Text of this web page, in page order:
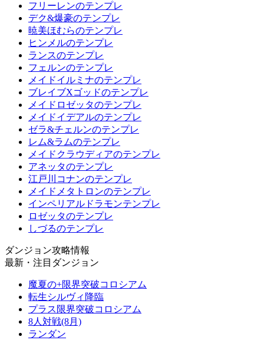
フリーレンのテンプレ
デク&爆豪のテンプレ
暁美ほむらのテンプレ
ヒンメルのテンプレ
ランスのテンプレ
フェルンのテンプレ
メイドイルミナのテンプレ
ブレイブXゴッドのテンプレ
メイドロゼッタのテンプレ
メイドイデアルのテンプレ
ゼラ&チェルンのテンプレ
レム&ラムのテンプレ
メイドクラウディアのテンプレ
アネッタのテンプレ
江戸川コナンのテンプレ
メイドメタトロンのテンプレ
インペリアルドラモンテンプレ
ロゼッタのテンプレ
しづるのテンプレ
ダンジョン攻略情報
最新・注目ダンジョン
魔夏の+限界突破コロシアム
転生シルヴィ降臨
プラス限界突破コロシアム
8人対戦(8月)
ランダン